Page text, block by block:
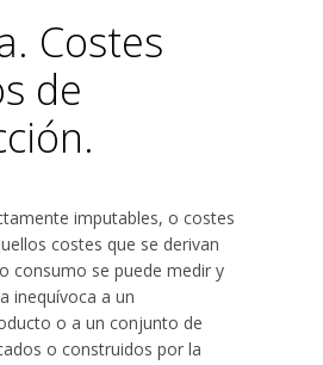
Costes
de
imputables, o costes
costes que se derivan
consumo se puede medir y
inequívoca a un
o a un conjunto de
o construidos por la